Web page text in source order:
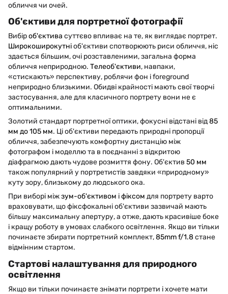
обличчя чи очей.
Об'єктиви для портретної фотографії
Вибіроб'єктива суттєво впливає на те, як виглядає портрет.
Широкоширокутніоб'єктиви спотворюють риси обличчя, ніс
здається більшим, очі розставленими, загальна форма
обличчя неприродною. Телеоб'єктиви, навпаки,
«стискають» перспективу, роблячи фон і foreground
неприродно близькими. Обидві крайності мають свої творчі
застосування, але для класичного портрету вони не є
оптимальними.
Золотий стандарт портретної оптики, фокусні відстані від85
мм до 105 мм. Ці об'єктиви передають природні пропорції
обличчя, забезпечують комфортну дистанцію між
фотографом і моделлю та в поєднанні з відкритою
діафрагмою дають чудове розмиття фону. Об'єктив 50 мм
також популярний у портретистів завдяки «природному»
куту зору, близькому до людського ока.
При виборі міжзум-об'єктивом іфіксом для портрету варто
враховувати, що фіксфокальні об'єктиви зазвичай мають
більшу максимальну апертуру, а отже, дають красивіше боке
і кращу роботу в умовах слабкого освітлення. Якщо ви тільки
починаєте збирати портретний комплект,85mm f/1.8 стане
відмінним стартом.
Стартові налаштування для природного
освітлення
Якщо ви тільки починаєте знімати портрети і хочете мати